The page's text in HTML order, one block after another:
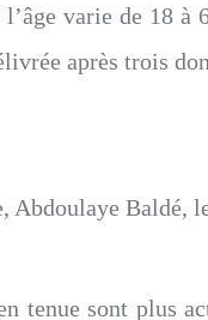
varie de 18 à
après trois
Baldé,
tenue sont plus